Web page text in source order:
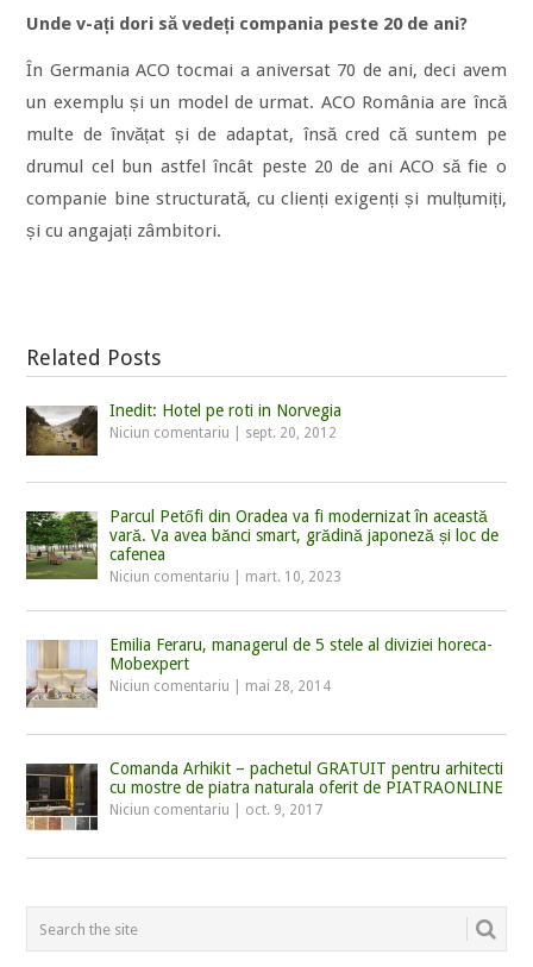
Unde v-ați dori să vedeți compania peste 20 de ani?
În Germania ACO tocmai a aniversat 70 de ani, deci avem
un exemplu și un model de urmat. ACO România are încă
multe de învățat și de adaptat, însă cred că suntem pe
drumul cel bun astfel încât peste 20 de ani ACO să fie o
companie bine structurată, cu clienți exigenți și mulțumiți,
și cu angajați zâmbitori.
Related Posts
Inedit: Hotel pe roti in Norvegia
Niciun comentariu sept. 20, 2012
Parcul Petőfi din Oradea va fi modernizat în această
vară. Va avea bănci smart, grădină japoneză și loc de
cafenea
Niciun comentariu mart. 10, 2023
Emilia Feraru, managerul de 5 stele al diviziei horeca-
Mobexpert
Niciun comentariu mai 28, 2014
Comanda Arhikit – pachetul GRATUIT pentru arhitecti
cu mostre de piatra naturala oferit de PIATRAONLINE
Niciun comentariu oct. 9, 2017